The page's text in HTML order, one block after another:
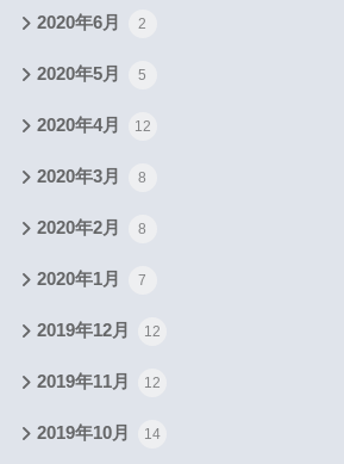
2020年6月 2
2020年5月 5
2020年4月 12
2020年3月 8
2020年2月 8
2020年1月 7
2019年12月 12
2019年11月 12
2019年10月 14